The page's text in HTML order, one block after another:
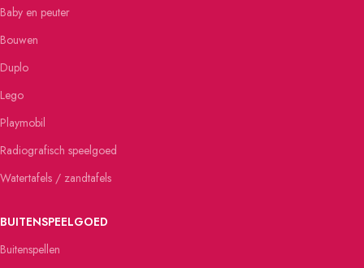
Baby en peuter
Bouwen
Duplo
Lego
Playmobil
Radiografisch speelgoed
Watertafels / zandtafels
BUITENSPEELGOED
Buitenspellen